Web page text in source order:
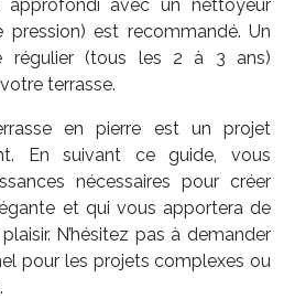
avec un nettoyeur
pression) est recommandé. Un
régulier (tous les 2 à 3 ans)
terrasse.
en pierre est un projet
En suivant ce guide, vous
nécessaires pour créer
et qui vous apportera de
N’hésitez pas à demander
pour les projets complexes ou